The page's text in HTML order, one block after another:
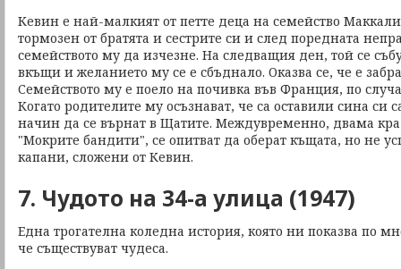
Кевин е най-малкият от петте деца на семейство
тормозен от братята и сестрите си и след поредната
семейството му да изчезне. На следващия ден, той се
вкъщи и желанието му се е сбъднало. Оказва се, че е
Семейството му е поело на почивка във Франция, по
Когато родителите му осъзнават, че са оставили сина си
начин да се върнат в Щатите. Междувременно, двама
"Мокрите бандити", се опитват да оберат къщата, но не
капани, сложени от Кевин.
7. Чудото на 34-а улица (1947)
Една трогателна коледна история, която ни показва по
че съществуват чудеса.